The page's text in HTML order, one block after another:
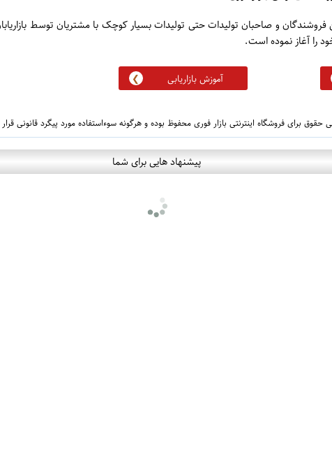
فروشندگان و صاحبان تولیدات حتی تولیدات بسیار کوچک با مشتریان توسط
آموزش بازاریابی
حقوق برای فروشگاه اینترنتی بازار فوری محفوظ بوده و هرگونه سوءاستفاده مورد پیگرد قانونی
پیشنهاد هایی برای شما